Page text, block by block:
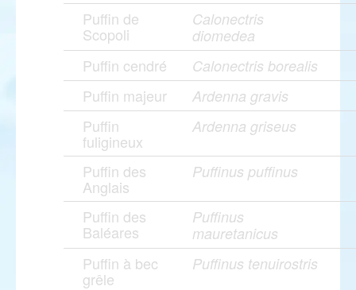
Puffin de
Scopoli
Calonectris
diomedea
Puffin cendré Calonectris borealis
Puffin majeur Ardenna gravis
Puffin
fuligineux
Ardenna griseus
Puffin des
Anglais
Puffinus puffinus
Puffin des
Baléares
Puffinus
mauretanicus
Puffin à bec
grêle
Puffinus tenuirostris